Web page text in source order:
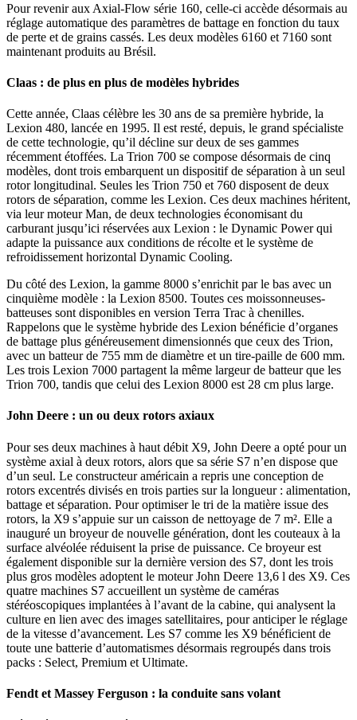
Pour revenir aux Axial-Flow série 160, celle-ci accède désormais au
réglage automatique des paramètres de battage en fonction du taux
de perte et de grains cassés. Les deux modèles 6160 et 7160 sont
maintenant produits au Brésil.
Claas : de plus en plus de modèles hybrides
Cette année, Claas célèbre les 30 ans de sa première hybride, la
Lexion 480, lancée en 1995. Il est resté, depuis, le grand spécialiste
de cette technologie, qu’il décline sur deux de ses gammes
récemment étoffées. La Trion 700 se compose désormais de cinq
modèles, dont trois embarquent un dispositif de séparation à un seul
rotor longitudinal. Seules les Trion 750 et 760 disposent de deux
rotors de séparation, comme les Lexion. Ces deux machines héritent,
via leur moteur Man, de deux technologies économisant du
carburant jusqu’ici réservées aux Lexion : le Dynamic Power qui
adapte la puissance aux conditions de récolte et le système de
refroidissement horizontal Dynamic Cooling.
Du côté des Lexion, la gamme 8000 s’enrichit par le bas avec un
cinquième modèle : la Lexion 8500. Toutes ces moissonneuses-
batteuses sont disponibles en version Terra Trac à chenilles.
Rappelons que le système hybride des Lexion bénéficie d’organes
de battage plus généreusement dimensionnés que ceux des Trion,
avec un batteur de 755 mm de diamètre et un tire-paille de 600 mm.
Les trois Lexion 7000 partagent la même largeur de batteur que les
Trion 700, tandis que celui des Lexion 8000 est 28 cm plus large.
John Deere : un ou deux rotors axiaux
Pour ses deux machines à haut débit X9, John Deere a opté pour un
système axial à deux rotors, alors que sa série S7 n’en dispose que
d’un seul. Le constructeur américain a repris une conception de
rotors excentrés divisés en trois parties sur la longueur : alimentation,
battage et séparation. Pour optimiser le tri de la matière issue des
rotors, la X9 s’appuie sur un caisson de nettoyage de 7 m². Elle a
inauguré un broyeur de nouvelle génération, dont les couteaux à la
surface alvéolée réduisent la prise de puissance. Ce broyeur est
également disponible sur la dernière version des S7, dont les trois
plus gros modèles adoptent le moteur John Deere 13,6 l des X9. Ces
quatre machines S7 accueillent un système de caméras
stéréoscopiques implantées à l’avant de la cabine, qui analysent la
culture en lien avec des images satellitaires, pour anticiper le réglage
de la vitesse d’avancement. Les S7 comme les X9 bénéficient de
toute une batterie d’automatismes désormais regroupés dans trois
packs : Select, Premium et Ultimate.
Fendt et Massey Ferguson : la conduite sans volant